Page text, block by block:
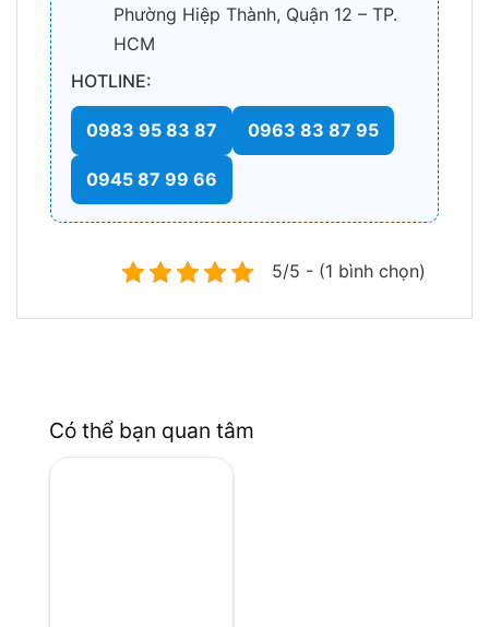
Phường Hiệp Thành, Quận 12 – TP.
HCM
HOTLINE:
0983 95 83 87 0963 83 87 95
0945 87 99 66
5/5 - (1 bình chọn)
Có thể bạn quan tâm